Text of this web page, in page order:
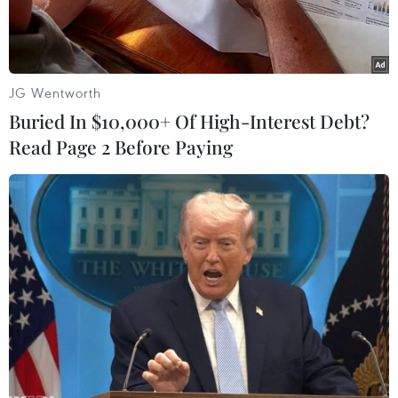
Ảnh minh họa. (Nguồn: Vietnam+)
Theo Trung tâm Dự báo Khí tượng Thủy văn
Quốc gia, trước khi không khí lạnh gây mưa
kèm trời rét từ tối 21/11 cho khu vực Bắc Bộ,
đêm 20/11, thời tiết ở Tây Bắc Bộ, Đà Nẵng đến
JG Wentworth
Buried In $10,000+ Of High-Interest Debt?
Read Page 2 Before Paying